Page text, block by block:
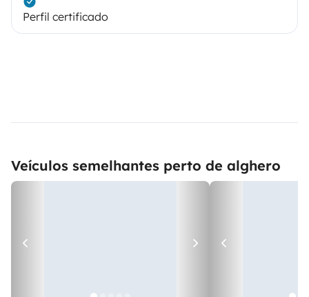
Perfil certificado
Veículos semelhantes perto de alghero